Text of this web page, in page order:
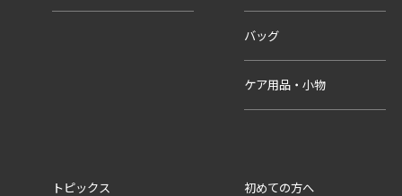
バッグ
ケア用品・小物
トピックス 初めての方へ